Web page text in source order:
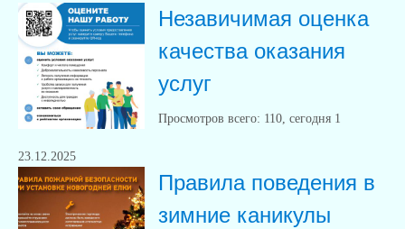
Незавичимая оценка
качества оказания
услуг
Просмотров всего: 110, сегодня 1
23.12.2025
Правила поведения в
зимние каникулы